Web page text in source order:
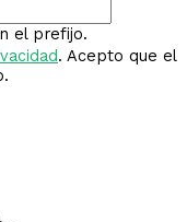
el prefijo.
. Acepto que el